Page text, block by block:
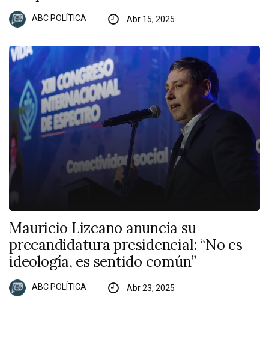
ABC POLÍTICA Abr 15, 2025
Mauricio Lizcano anuncia su
precandidatura presidencial: “No es
ideología, es sentido común”
ABC POLÍTICA Abr 23, 2025